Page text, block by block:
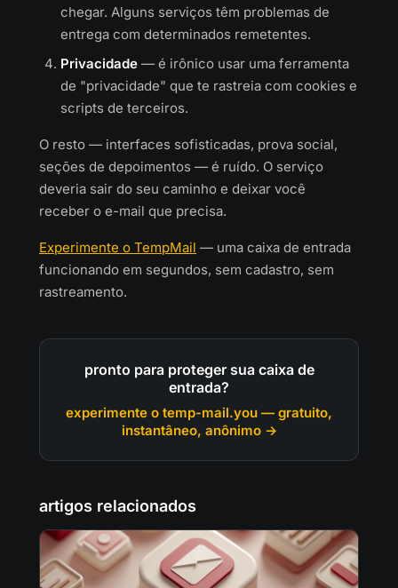
chegar. Alguns serviços têm problemas de
entrega com determinados remetentes.
Privacidade — é irônico usar uma ferramenta
de "privacidade" que te rastreia com cookies e
scripts de terceiros.
O resto — interfaces sofisticadas, prova social,
seções de depoimentos — é ruído. O serviço
deveria sair do seu caminho e deixar você
receber o e-mail que precisa.
Experimente o TempMail — uma caixa de entrada
funcionando em segundos, sem cadastro, sem
rastreamento.
pronto para proteger sua caixa de
entrada?
experimente o temp-mail.you — gratuito,
instantâneo, anônimo →
artigos relacionados